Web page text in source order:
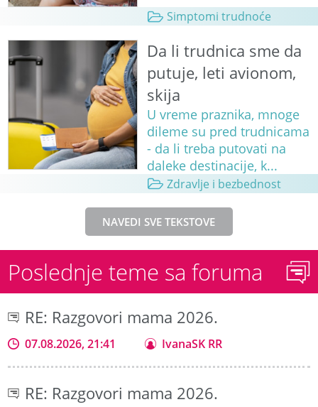
Simptomi trudnoće
Da li trudnica sme da
putuje, leti avionom,
skija
U vreme praznika, mnoge
dileme su pred trudnicama
- da li treba putovati na
daleke destinacije, k...
Zdravlje i bezbednost
NAVEDI SVE TEKSTOVE
Poslednje teme sa foruma
RE: Razgovori mama 2026.
07.08.2026, 21:41 IvanaSK RR
RE: Razgovori mama 2026.